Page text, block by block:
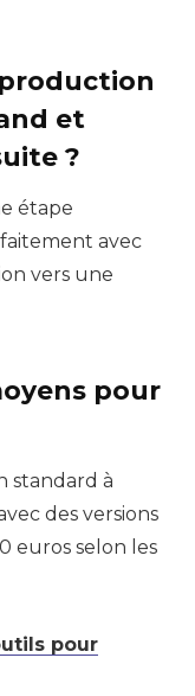
et
?
étape
avec
vers une
pour
standard à
des versions
euros selon les
pour